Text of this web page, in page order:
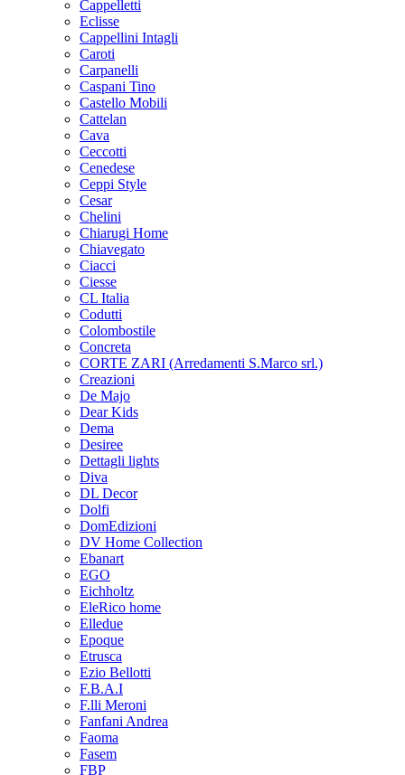
Cappelletti
Eclisse
Cappellini Intagli
Caroti
Carpanelli
Caspani Tino
Castello Mobili
Cattelan
Cava
Ceccotti
Cenedese
Ceppi Style
Cesar
Chelini
Chiarugi Home
Chiavegato
Ciacci
Ciesse
CL Italia
Codutti
Colombostile
Concreta
CORTE ZARI (Arredamenti S.Marco srl.)
Creazioni
De Majo
Dear Kids
Dema
Desiree
Dettagli lights
Diva
DL Decor
Dolfi
DomEdizioni
DV Home Collection
Ebanart
EGO
Eichholtz
EleRico home
Elledue
Epoque
Etrusca
Ezio Bellotti
F.B.A.I
F.lli Meroni
Fanfani Andrea
Faoma
Fasem
FBP